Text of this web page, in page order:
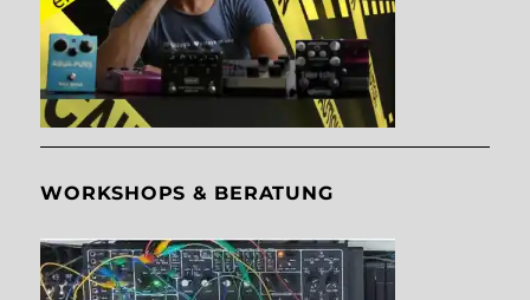
WORKSHOPS & BERATUNG